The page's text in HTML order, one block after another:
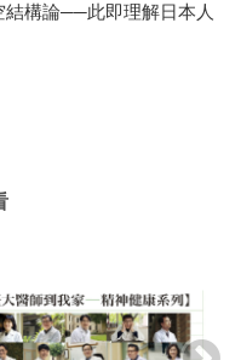
結構論──此即理解日本人